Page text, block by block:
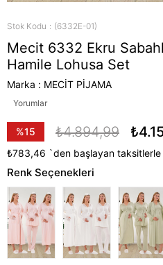
Stok Kodu (6332E-01)
Mecit 6332 Ekru
Hamile Lohusa Set
Marka : MECİT PİJAMA
Yorumlar
%15
İndirim
₺4.894,99
₺783,46 `den başlayan taksitlerle
Renk Seçenekleri